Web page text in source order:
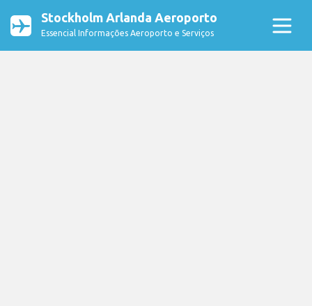
Stockholm Arlanda Aeroporto
Essencial Informações Aeroporto e Serviços